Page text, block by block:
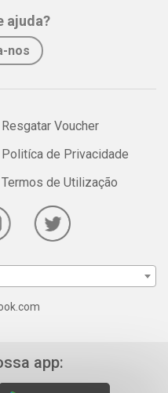
ajuda?
nos
Resgatar Voucher
Politíca de Privacidade
Termos de Utilização
app: